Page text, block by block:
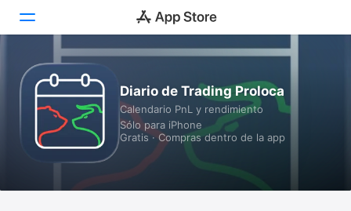
Hoy
Juegos
Apps
Diario de Trading Proloca
Calendario PnL y rendimiento
Sólo para iPhone
Gratis · Compras dentro de la app